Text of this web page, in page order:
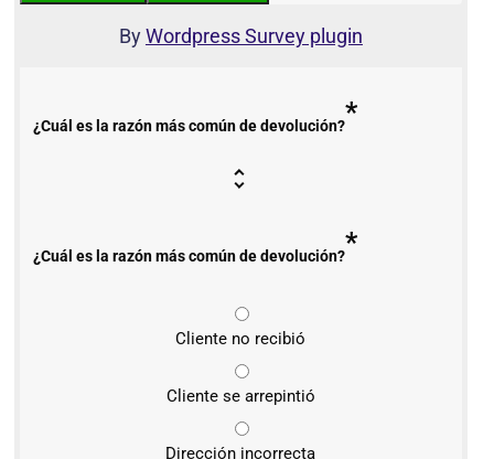
ByWordpress Survey plugin
¿Cuál es la razón más común de devolución?*
¿Cuál es la razón más común de devolución?*
Cliente no recibió
Cliente se arrepintió
Dirección incorrecta